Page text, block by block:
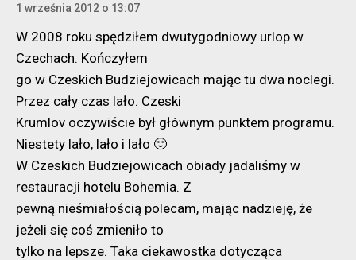
1 września 2012 o 13:07
W 2008 roku spędziłem dwutygodniowy urlop w
Czechach. Kończyłem
go w Czeskich Budziejowicach mając tu dwa noclegi.
Przez cały czas lało. Czeski
Krumlov oczywiście był głównym punktem programu.
Niestety lało, lało i lało 🙂
W Czeskich Budziejowicach obiady jadaliśmy w
restauracji hotelu Bohemia. Z
pewną nieśmiałością polecam, mając nadzieję, że
jeżeli się coś zmieniło to
tylko na lepsze. Taka ciekawostka dotycząca